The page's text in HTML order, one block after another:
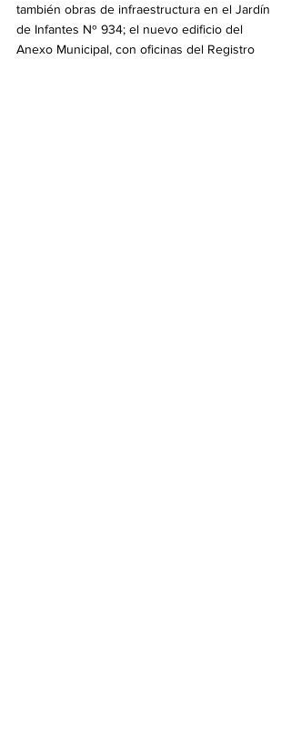
también obras de infraestructura en el Jardín
de Infantes Nº 934; el nuevo edificio del
Anexo Municipal, con oficinas del Registro